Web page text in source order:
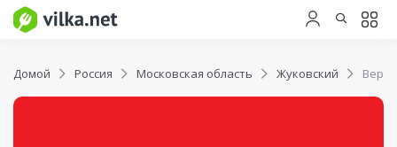
Домой Россия Московская область Жуковский